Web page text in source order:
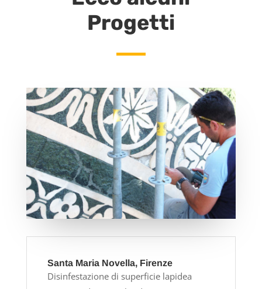
Progetti
Santa Maria Novella, Firenze
Disinfestazione di superficie lapidea